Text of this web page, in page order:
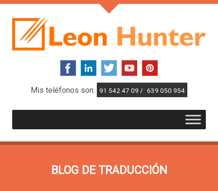
Mis teléfonos son: 91 542 47 09 / 639 050 954
BLOG DE TRADUCCIÓN